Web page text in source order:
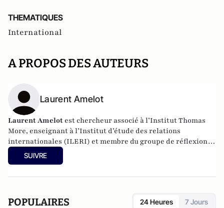
THEMATIQUES
International
A PROPOS DES AUTEURS
Laurent Amelot
Laurent Amelot est chercheur associé à l’Institut Thomas
More, enseignant à l’Institut d’étude des relations
internationales (ILERI) et membre du groupe de réflexion
Asie21.SUIVRE
POPULAIRES 24 Heures 7 Jours